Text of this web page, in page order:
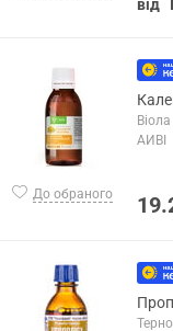
від
До обраного
АЙВІ